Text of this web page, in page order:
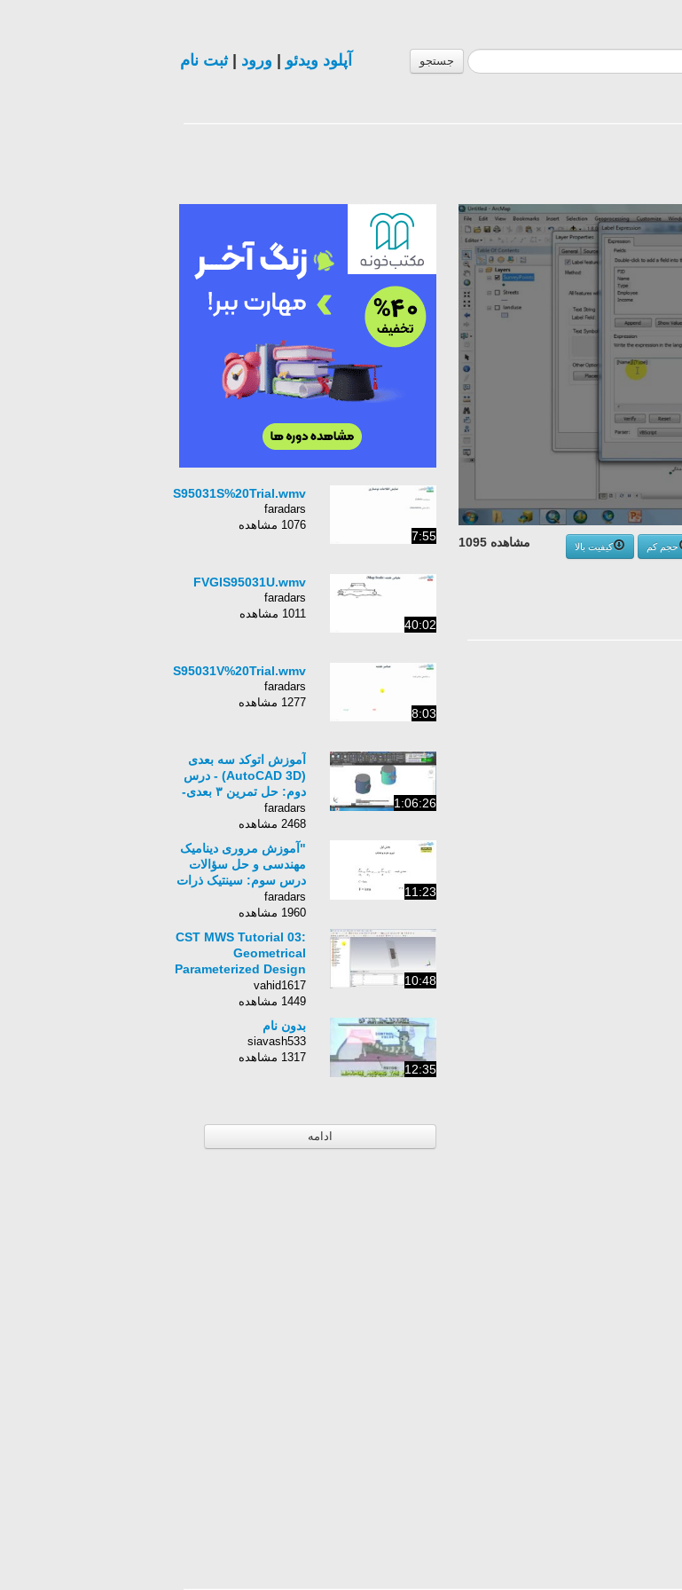
جستجو آپلود ویدئو ورود |ثبت نام
مشاهده 1095 حجم کم
کیفیت بالا
7:55
FVGIS95031S%20Trial.wmv
faradars
1076 مشاهده
40:02
FVGIS95031U.wmv
faradars
1011 مشاهده
8:03
FVGIS95031V%20Trial.wmv
faradars
1277 مشاهده
1:06:26
آموزش اتوکد سه بعدی
(AutoCAD 3D) - درس
دوم: حل تمرین ۳ بعدی-
بخش سوم:احجام (الف)
faradars
2468 مشاهده
11:23
"آموزش مروری دینامیک
مهندسی و حل سؤالات
درس سوم: سینتیک ذرات
بخش یکم: نیرو جرم
شتاب"
faradars
1960 مشاهده
10:48
CST MWS Tutorial 03:
Geometrical
Parameterized Design
of Microstrip Patch
Antenna
vahid1617
1449 مشاهده
12:35
بدون نام
siavash533
1317 مشاهده
ادامه